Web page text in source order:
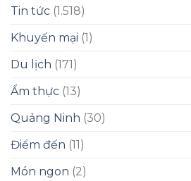
Tin tức (1.518)
Khuyến mại (1)
Du lịch (171)
Ẩm thực (13)
Quảng Ninh (30)
Điểm đến (11)
Món ngon (2)